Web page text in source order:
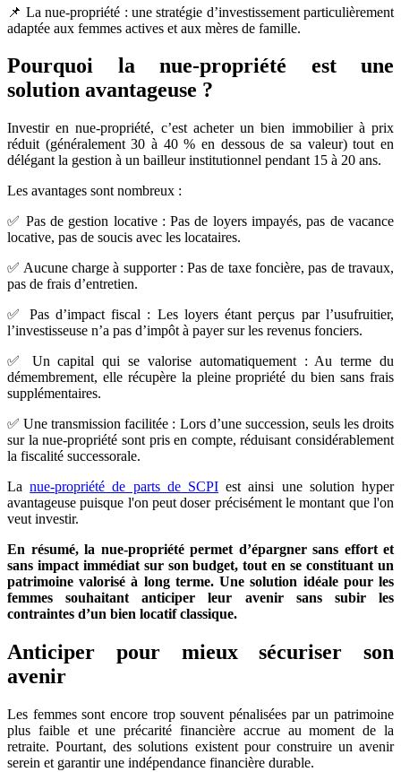
📌 La nue-propriété : une stratégie d’investissement particulièrement
adaptée aux femmes actives et aux mères de famille.
Pourquoi la nue-propriété est une
solution avantageuse ?
Investir en nue-propriété, c’est acheter un bien immobilier à prix
réduit (généralement 30 à 40 % en dessous de sa valeur) tout en
délégant la gestion à un bailleur institutionnel pendant 15 à 20 ans.
Les avantages sont nombreux :
✅ Pas de gestion locative : Pas de loyers impayés, pas de vacance
locative, pas de soucis avec les locataires.
✅ Aucune charge à supporter : Pas de taxe foncière, pas de travaux,
pas de frais d’entretien.
✅ Pas d’impact fiscal : Les loyers étant perçus par l’usufruitier,
l’investisseuse n’a pas d’impôt à payer sur les revenus fonciers.
✅ Un capital qui se valorise automatiquement : Au terme du
démembrement, elle récupère la pleine propriété du bien sans frais
supplémentaires.
✅ Une transmission facilitée : Lors d’une succession, seuls les droits
sur la nue-propriété sont pris en compte, réduisant considérablement
la fiscalité successorale.
Lanue-propriété de parts de SCPI est ainsi une solution hyper
avantageuse puisque l'on peut doser précisément le montant que l'on
veut investir.
En résumé, la nue-propriété permet d’épargner sans effort et
sans impact immédiat sur son budget, tout en se constituant un
patrimoine valorisé à long terme. Une solution idéale pour les
femmes souhaitant anticiper leur avenir sans subir les
contraintes d’un bien locatif classique.
Anticiper pour mieux sécuriser son
avenir
Les femmes sont encore trop souvent pénalisées par un patrimoine
plus faible et une précarité financière accrue au moment de la
retraite. Pourtant, des solutions existent pour construire un avenir
serein et garantir une indépendance financière durable.